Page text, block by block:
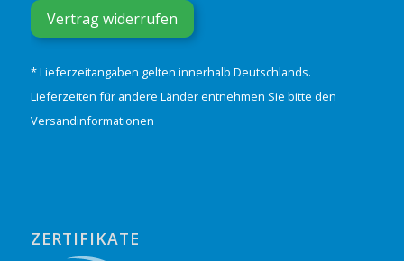
Vertrag widerrufen
* Lieferzeitangaben gelten innerhalb Deutschlands.
Lieferzeiten für andere Länder entnehmen Sie bitte den
Versandinformationen
ZERTIFIKATE